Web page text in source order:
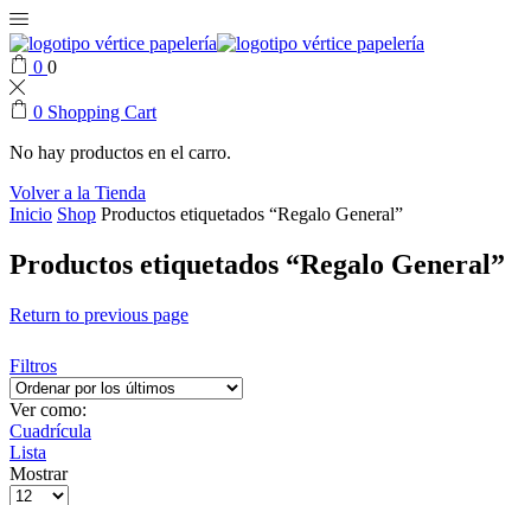
0 0
0 Shopping Cart
No hay productos en el carro.
Volver a la Tienda
Inicio Shop Productos etiquetados “Regalo General”
Productos etiquetados “Regalo General”
Return to previous page
Filtros
Ver como:
Cuadrícula
Lista
Mostrar
Products